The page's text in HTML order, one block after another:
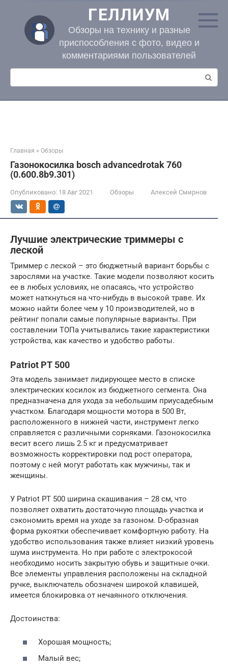
контенту
ГЕЛЛИУМ
Обзоры на технику и разные
приспособления с фото, видео и
комментариями пользователей
Поиск:
Главная » Обзоры
Газонокосилка bosch advancedrotak 760
(0.600.8b9.301)
Опубликовано: 18 Авг 2021 Обзоры Алексей Смирнов
Лучшие электрические триммеры с
леской
Триммер с леской – это бюджетный вариант борьбы с
зарослями на участке. Такие модели позволяют косить
ее в любых условиях, не опасаясь, что устройство
может наткнуться на что-нибудь в высокой траве. Их
можно найти более чем у 10 производителей, но в
рейтинг попали самые популярные варианты. При
составлении ТОПа учитывались такие характеристики
устройства, как качество и удобство работы.
Patriot PT 500
Эта модель занимает лидирующее место в списке
электрических косилок из бюджетного сегмента. Она
предназначена для ухода за небольшим приусадебным
участком. Благодаря мощности мотора в 500 Вт,
расположенного в нижней части, инструмент легко
справляется с различными сорняками. Газонокосилка
весит всего лишь 2.5 кг и предусматривает
возможность корректировки под рост оператора,
поэтому с ней могут работать как мужчины, так и
женщины.
У Patriot PT 500 ширина скашивания – 28 см, что
позволяет охватить достаточную площадь участка и
сэкономить время на уходе за газоном. D-образная
форма рукоятки обеспечивает комфортную работу. На
удобство использования также влияет низкий уровень
шума инструмента. Но при работе с электрокосой
необходимо носить закрытую обувь и защитные очки.
Все элементы управления расположены на складной
ручке, выключатель обозначен широкой клавишей,
имеется блокировка от нечаянного отключения.
Достоинства:
Хорошая мощность;
Малый вес;